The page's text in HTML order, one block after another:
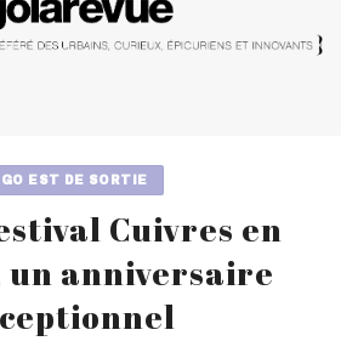
EST DE SORTIE
Cuivres en
un anniversaire